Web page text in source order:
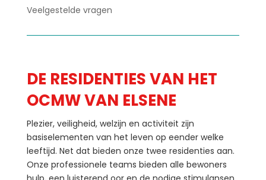
Veelgestelde vragen
DE RESIDENTIES VAN HET
OCMW VAN ELSENE
Plezier, veiligheid, welzijn en activiteit zijn
basiselementen van het leven op eender welke
leeftijd. Net dat bieden onze twee residenties aan.
Onze professionele teams bieden alle bewoners